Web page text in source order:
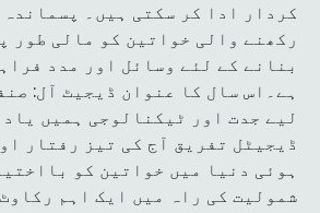
کردار ادا کر سکتی ہیں۔
رکھنے والی خواتین کو مالی طور
بنانے کے لئے وسائل اور مدد
ہے۔اس سال کا عنوان ڈیجیٹ آل:
لیے جدت اور ٹیکنالوجی ہمیں یاد
ڈیجیٹل تفریق آج کی تیز رفتار
ہوئی دنیا میں خواتین کو
شمولیت کی راہ میں ایک اہم